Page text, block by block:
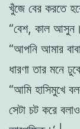
খুঁজে বের করতে
“বেশ, কাল আসুন ।
“আপনি আমার
ধারণাতার মনে
“আমি হাসিমুখে
সেটা চট করে বলাও